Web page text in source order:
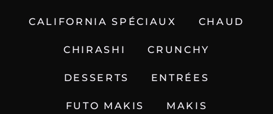
CALIFORNIA SPÉCIAUX CHAUD
CHIRASHI CRUNCHY
DESSERTS ENTRÉES
FUTO MAKIS MAKIS